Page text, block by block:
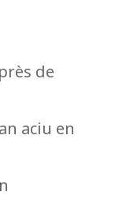
de
aciu en